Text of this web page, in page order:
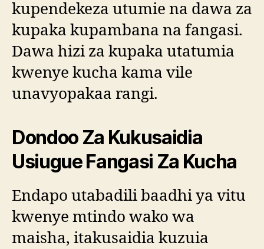
kupendekeza utumie na dawa za
kupaka kupambana na fangasi.
Dawa hizi za kupaka utatumia
kwenye kucha kama vile
unavyopakaa rangi.
Dondoo Za Kukusaidia
Usiugue Fangasi Za Kucha
Endapo utabadili baadhi ya vitu
kwenye mtindo wako wa
maisha, itakusaidia kuzuia